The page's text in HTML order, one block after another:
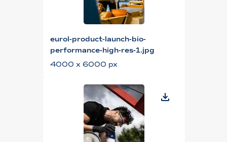
eurol-product-launch-bio-
performance-high-res-1.jpg
4000 x 6000 px